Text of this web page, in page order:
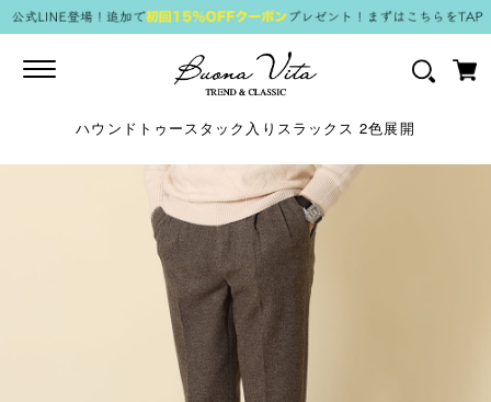
Toggle
ハウンドトゥースタック入りスラックス 2色展開